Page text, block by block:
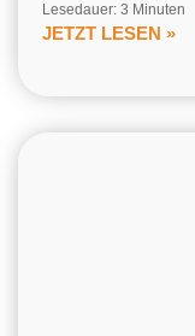
Lesedauer: 3 Minuten
JETZT LESEN »